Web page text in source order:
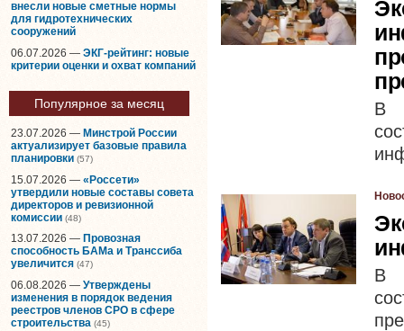
внесли новые сметные нормы
для гидротехнических
сооружений
06.07.2026 — ЭКГ-рейтинг: новые
критерии оценки и охват компаний
Популярное за месяц
23.07.2026 — Минстрой России
актуализирует базовые правила
планировки (57)
15.07.2026 — «Россети»
утвердили новые составы совета
директоров и ревизионной
комиссии (48)
13.07.2026 — Провозная
способность БАМа и Транссиба
увеличится (47)
06.08.2026 — Утверждены
изменения в порядок ведения
реестров членов СРО в сфере
строительства (45)
В
В